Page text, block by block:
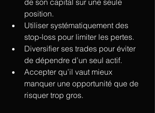
de son capital sur une seule
position.
Utiliser systématiquement des
stop-loss pour limiter les pertes.
Diversifier ses trades pour éviter
de dépendre d’un seul actif.
Accepter qu’il vaut mieux
manquer une opportunité que de
risquer trop gros.